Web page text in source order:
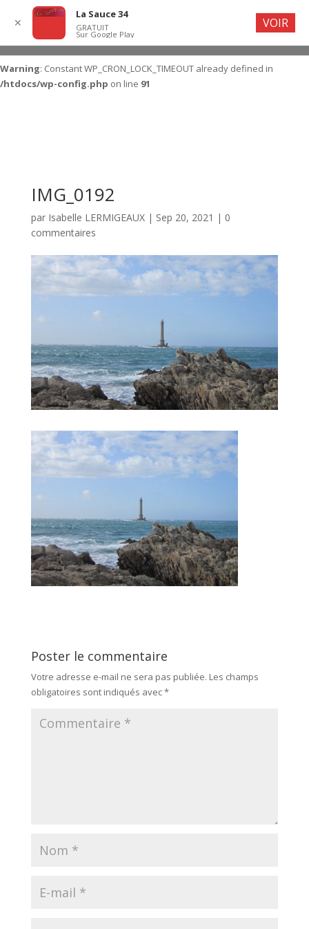
Warning : Constant WP_CRON_LOCK_TIMEOUT already defined in
/htdocs/wp-config.php on line 91
IMG_0192
par Isabelle LERMIGEAUX| Sep 20, 2021 | 0
commentaires
Poster le commentaire
Votre adresse e-mail ne sera pas publiée. Les champs
obligatoires sont indiqués avec*
✕
La Sauce 34
GRATUIT
Sur Google Play
VOIR